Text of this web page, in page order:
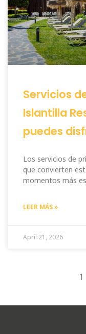
Servicios
Islantilla
puedes
Los servicios de
que convierten
momentos más
LEER MÁS »
April 21, 2026
1